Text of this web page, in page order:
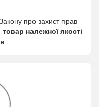
про захист прав
належної якості